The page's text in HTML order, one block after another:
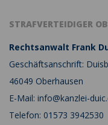
STRAFVERTEIDIGER
Rechtsanwalt Frank
Geschäftsanschrift:
46049 Oberhausen
E-Mail: info@kanzlei-
Telefon: 01573 3942530